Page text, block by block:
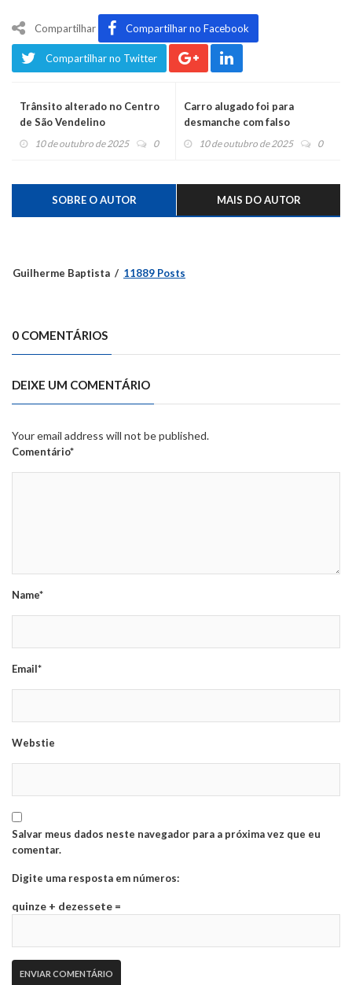
Compartilhar Compartilhar no Facebook
Compartilhar no Twitter
Trânsito alterado no Centro
de São Vendelino
10 de outubro de 2025 0
Carro alugado foi para
desmanche com falso
registro de roubo
10 de outubro de 2025 0
SOBRE O AUTOR MAIS DO AUTOR
Guilherme Baptista 11889 Posts
0 COMENTÁRIOS
DEIXE UM COMENTÁRIO
Your email address will not be published.
Comentário*
Name*
Email*
Webstie
Salvar meus dados neste navegador para a próxima vez que eu
comentar.
Digite uma resposta em números:
quinze + dezessete =